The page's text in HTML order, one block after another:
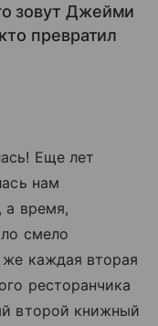
зовут Джейми
превратил
Еще лет
нам
а время,
смело
каждая вторая
ресторанчика
второй книжный